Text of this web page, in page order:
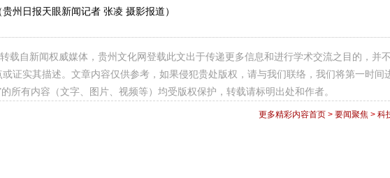
州日报天眼新闻记者 张凌 摄影报道）
载自新闻权威媒体，贵州文化网登载此文出于传递更多信息和进行学术交流之目的，并
证实其描述。文章内容仅供参考，如果侵犯贵处版权，请与我们联络，我们将第一时间
所有内容（文字、图片、视频等）均受版权保护，转载请标明出处和作者。
更多精彩内容首页 > 要闻聚焦 > 科